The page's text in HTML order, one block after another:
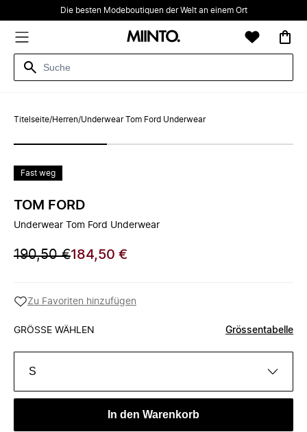
Die besten Modeboutiquen der Welt an einem Ort
Titelseite/Herren/Underwear Tom Ford Underwear
Fast weg
TOM FORD
Underwear Tom Ford Underwear
190,50 €184,50 €
Zu Favoriten hinzufügen
GRÖSSE WÄHLEN Grössentabelle
S
In den Warenkorb